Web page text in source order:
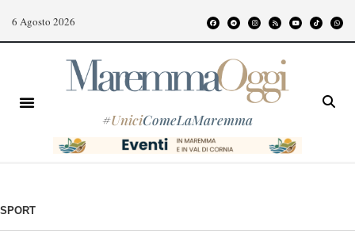
6 Agosto 2026
#UniciComeLaMaremma
SPORT